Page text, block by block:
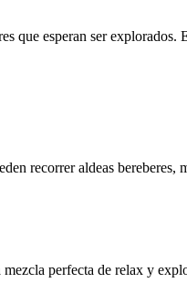
que esperan ser
recorrer aldeas
perfecta de relax y